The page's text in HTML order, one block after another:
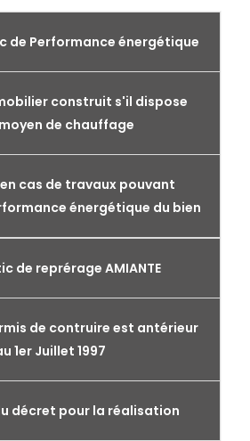
de Performance énergétique
construit s'il dispose
de chauffage
cas de travaux pouvant
énergétique du bien
de reprérage AMIANTE
de contruire est antérieur
1er Juillet 1997
décret pour la réalisation